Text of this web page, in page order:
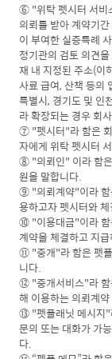
⑥ "위탁 펫시터 서비
의뢰를 받아 계약기간
이 부여한 실증특례
정기관의 검토 의견
재 내 지정된 주소(이
사료 급여, 산책 등의
특별시, 경기도 및 인
라 확장되는 경우 회
⑦ "펫시터"라 함은
자에게 위탁 펫시터
⑧ "의뢰인" 이라 함은
원을 말합니다.
⑨ "의뢰계약"이라 함
용하고자 펫시터와
⑩ "이용대금"이라 함
계약을 체결하고 지
⑪ "중개"라 함은 펫
니다.
⑫ "중개서비스"라 함
해 이용하는 의뢰계
⑬ "펫플래닛 메시지"
문의 또는 대화가 가
다.